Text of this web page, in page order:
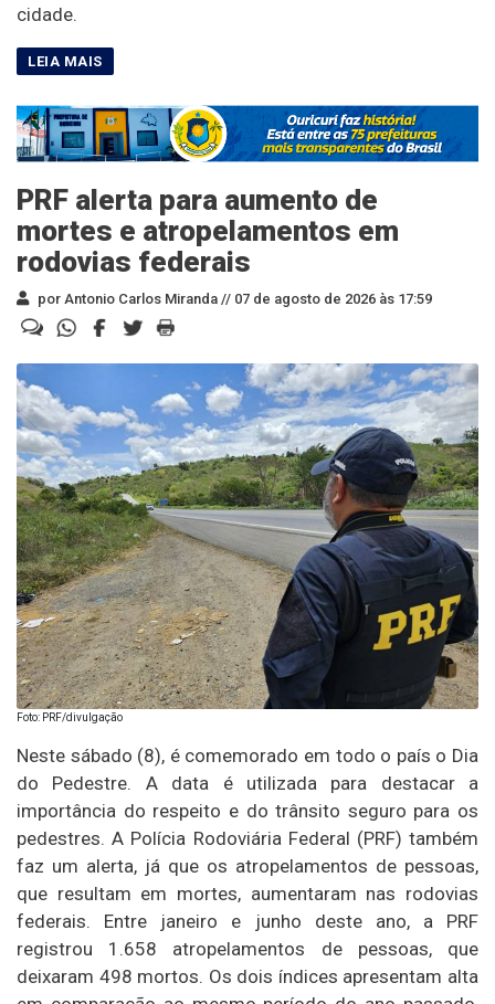
cidade.
PRF alerta para aumento de
mortes e atropelamentos em
rodovias federais
por Antonio Carlos Miranda // 07 de agosto de 2026 às 17:59
Foto: PRF/divulgação
Neste sábado (8), é comemorado em todo o país o Dia
do Pedestre. A data é utilizada para destacar a
importância do respeito e do trânsito seguro para os
pedestres. A Polícia Rodoviária Federal (PRF) também
faz um alerta, já que os atropelamentos de pessoas,
que resultam em mortes, aumentaram nas rodovias
federais. Entre janeiro e junho deste ano, a PRF
registrou 1.658 atropelamentos de pessoas, que
deixaram 498 mortos. Os dois índices apresentam alta